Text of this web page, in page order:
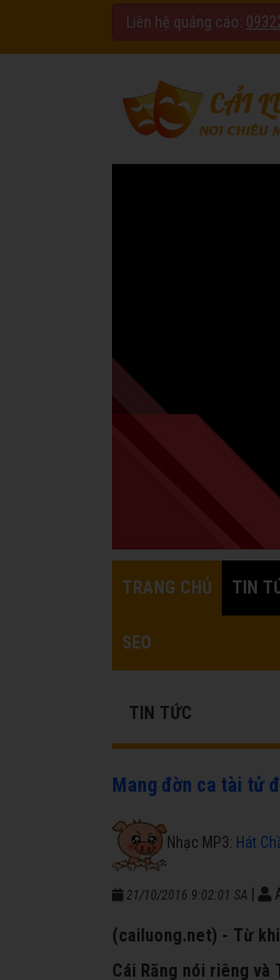
Liên hệ quảng cáo:
TRANG CHỦ TIN
SEO
TIN TỨC
Mang đờn ca tài tử
Nhạc MP3: Hát
21/10/2016 9:02:01 SA
(cailuong.net) - Từ khi
Cái Răng nói riêng và